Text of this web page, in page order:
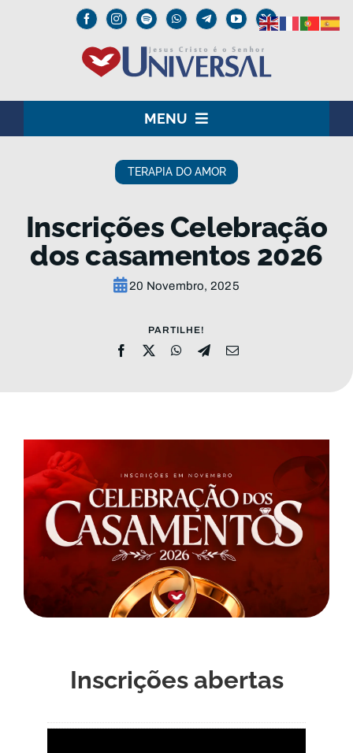
MENU
INSTITUCIONAL
UNIVERSAL+
TERAPIA DO AMOR
Inscrições Celebração
dos casamentos 2026
20 Novembro, 2025
PARTILHE!
Inscrições abertas